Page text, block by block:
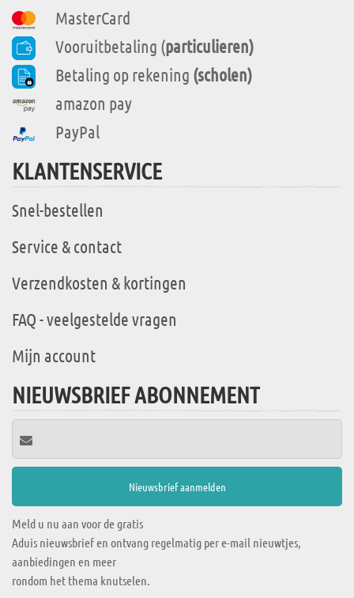
MasterCard
Vooruitbetaling (particulieren)
Betaling op rekening (scholen)
amazon pay
PayPal
KLANTENSERVICE
Snel-bestellen
Service & contact
Verzendkosten & kortingen
FAQ - veelgestelde vragen
Mijn account
NIEUWSBRIEF ABONNEMENT
Meld u nu aan voor de gratis
Aduis nieuwsbrief en ontvang regelmatig per e-mail nieuwtjes,
aanbiedingen en meer
rondom het thema knutselen.